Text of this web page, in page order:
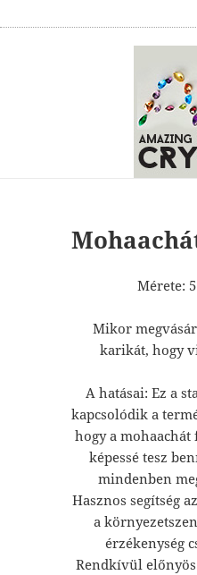
Mérete:
Mikor
karikát, hogy
A hatásai: Ez a
kapcsolódik a
hogy a
képessé tesz
mindenben
Hasznos segítség
a
érzékenység
Rendkívül